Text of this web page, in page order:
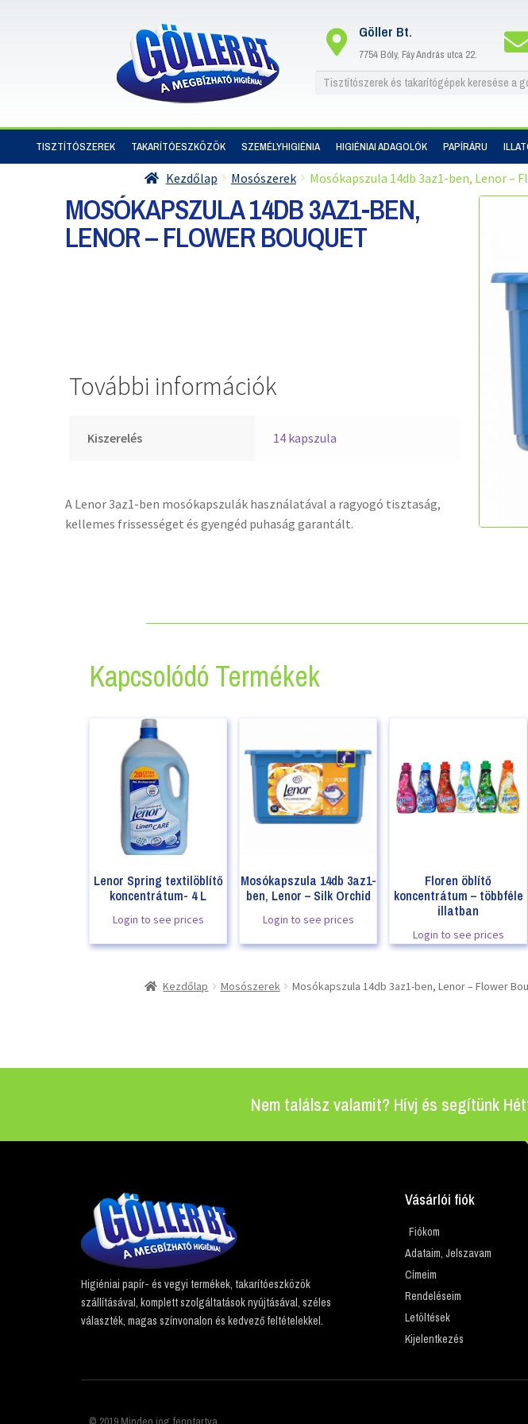
Göller Bt.
7754 Bóly, Fáy András utca 22.
TISZTÍTÓSZEREK TAKARÍTÓESZKÖZÖK SZEMÉLYHIGIÉNIA HIGIÉNIAI ADAGOLÓK PAPÍRÁRU
Kezdőlap Mosószerek Mosókapszula 14db 3az1-ben, Lenor –
MOSÓKAPSZULA 14DB 3AZ1-BEN,
LENOR – FLOWER BOUQUET
További információk
Kiszerelés 14 kapszula
A Lenor 3az1-ben mosókapszulák használatával a ragyogó tisztaság,
kellemes frissességet és gyengéd puhaság garantált.
Kapcsolódó Termékek
Lenor Spring textilöblítő
koncentrátum- 4 L
Login to see prices
Mosókapszula 14db 3az1-
ben, Lenor – Silk Orchid
Login to see prices
Floren öblítő
koncentrátum – többféle
illatban
Login to see prices
Kezdőlap Mosószerek Mosókapszula 14db 3az1-ben, Lenor – Flower
Nem találsz valamit? Hívj és segítünk
Higiéniai papír- és vegyi termékek, takarítóeszközök
szállításával, komplett szolgáltatások nyújtásával, széles
választék, magas színvonalon és kedvező feltételekkel.
Vásárlói fiók
Fiókom
Adataim, Jelszavam
Címeim
Rendeléseim
Letöltések
Kijelentkezés